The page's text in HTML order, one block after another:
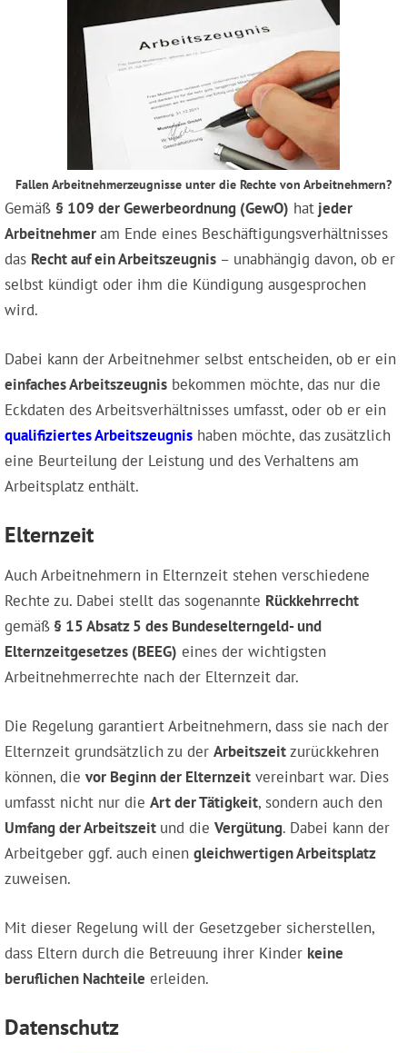
Fallen Arbeitnehmerzeugnisse unter die Rechte von Arbeitnehmern?
Gemäß § 109 der Gewerbeordnung (GewO) hat jeder
Arbeitnehmeram Ende eines Beschäftigungsverhältnisses
das Recht auf ein Arbeitszeugnis – unabhängig davon, ob er
selbst kündigt oder ihm die Kündigung ausgesprochen
wird.
Dabei kann der Arbeitnehmer selbst entscheiden, ob er ein
einfaches Arbeitszeugnis bekommen möchte, das nur die
Eckdaten des Arbeitsverhältnisses umfasst, oder ob er ein
qualifiziertes Arbeitszeugnis haben möchte, das zusätzlich
eine Beurteilung der Leistung und des Verhaltens am
Arbeitsplatz enthält.
Elternzeit
Auch Arbeitnehmern in Elternzeit stehen verschiedene
Rechte zu. Dabei stellt das sogenannte Rückkehrrecht
gemäß § 15 Absatz 5 des Bundeselterngeld- und
Elternzeitgesetzes (BEEG) eines der wichtigsten
Arbeitnehmerrechte nach der Elternzeit dar.
Die Regelung garantiert Arbeitnehmern, dass sie nach der
Elternzeit grundsätzlich zu der Arbeitszeitzurückkehren
können, die vor Beginn der Elternzeit vereinbart war. Dies
umfasst nicht nur die Art der Tätigkeit, sondern auch den
Umfang der Arbeitszeit und die Vergütung. Dabei kann der
Arbeitgeber ggf. auch einen gleichwertigen Arbeitsplatz
zuweisen.
Mit dieser Regelung will der Gesetzgeber sicherstellen,
dass Eltern durch die Betreuung ihrer Kinder keine
beruflichen Nachteile erleiden.
Datenschutz